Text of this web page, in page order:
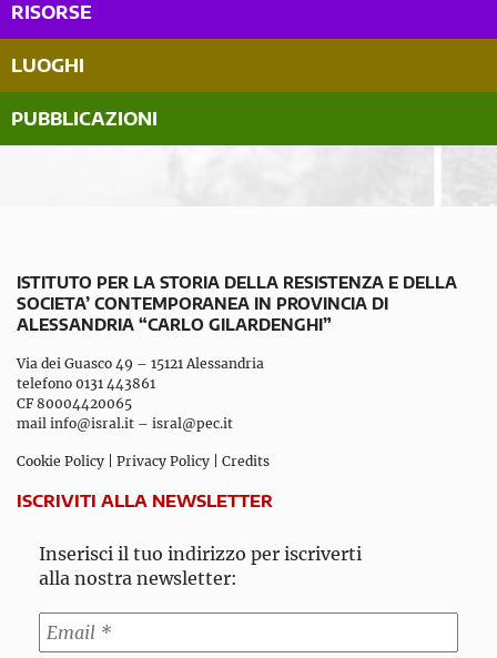
RISORSE
LUOGHI
PUBBLICAZIONI
ISTITUTO PER LA STORIA DELLA RESISTENZA E DELLA
SOCIETA’ CONTEMPORANEA IN PROVINCIA DI
ALESSANDRIA “CARLO GILARDENGHI”
Via dei Guasco 49 – 15121 Alessandria
telefono 0131 443861
CF 80004420065
mail info@isral.it – isral@pec.it
Cookie Policy Privacy Policy Credits
ISCRIVITI ALLA NEWSLETTER
Inserisci il tuo indirizzo per iscriverti
alla nostra newsletter: